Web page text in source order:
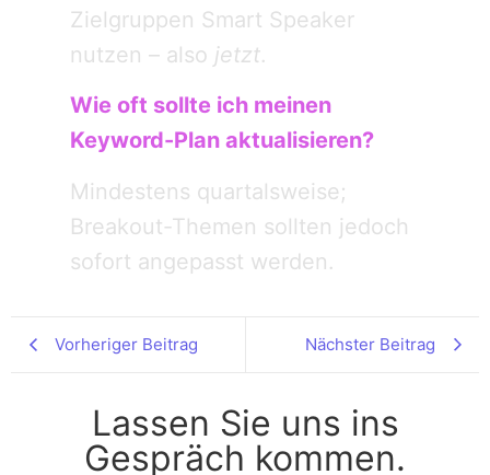
Zielgruppen Smart Speaker
nutzen – also jetzt.
Wie oft sollte ich meinen
Keyword-Plan aktualisieren?
Mindestens quartalsweise;
Breakout-Themen sollten jedoch
sofort angepasst werden.
Vorheriger Beitrag Nächster Beitrag
Lassen Sie uns ins
Gespräch kommen.